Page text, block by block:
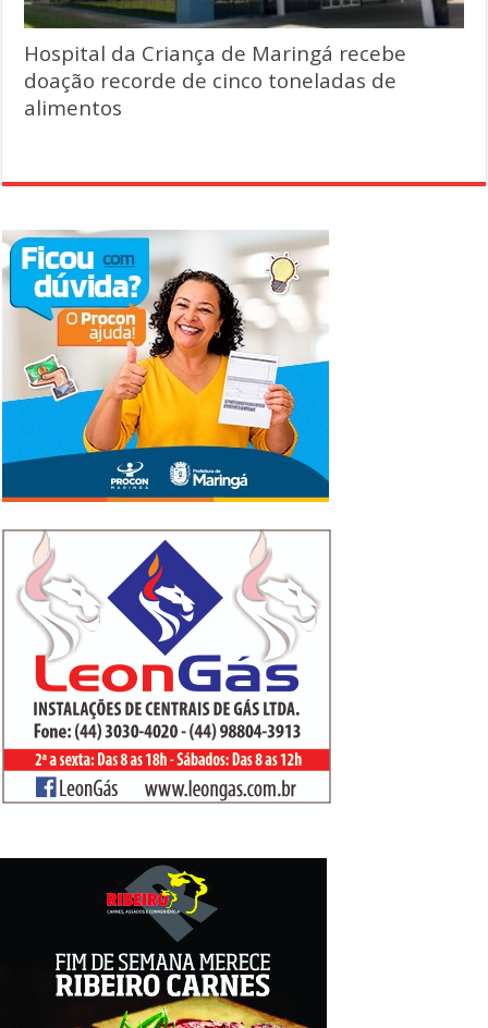
Hospital da Criança de Maringá recebe
doação recorde de cinco toneladas de
alimentos